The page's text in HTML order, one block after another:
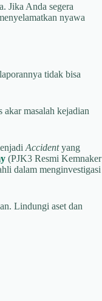
Jika Anda segera
nyawa
tidak bisa
masalah kejadian
Accidentyang
(PJK3 Resmi Kemnaker
dalam menginvestigasi
Lindungi aset dan